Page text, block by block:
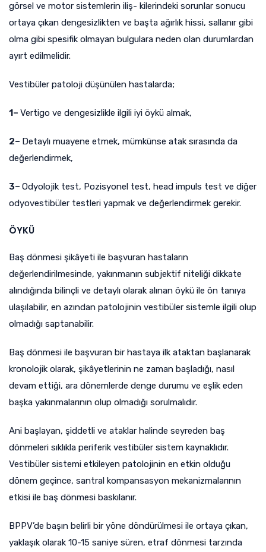
görsel ve motor sistemlerin iliş- kilerindeki sorunlar sonucu
ortaya çıkan dengesizlikten ve başta ağırlık hissi, sallanır gibi
olma gibi spesifik olmayan bulgulara neden olan durumlardan
ayırt edilmelidir.
Vestibüler patoloji düşünülen hastalarda;
1– Vertigo ve dengesizlikle ilgili iyi öykü almak,
2– Detaylı muayene etmek, mümkünse atak sırasında da
değerlendirmek,
3– Odyolojik test, Pozisyonel test, head impuls test ve diğer
odyovestibüler testleri yapmak ve değerlendirmek gerekir.
ÖYKÜ
Baş dönmesi şikâyeti ile başvuran hastaların
değerlendirilmesinde, yakınmanın subjektif niteliği dikkate
alındığında bilinçli ve detaylı olarak alınan öykü ile ön tanıya
ulaşılabilir, en azından patolojinin vestibüler sistemle ilgili olup
olmadığı saptanabilir.
Baş dönmesi ile başvuran bir hastaya ilk ataktan başlanarak
kronolojik olarak, şikâyetlerinin ne zaman başladığı, nasıl
devam ettiği, ara dönemlerde denge durumu ve eşlik eden
başka yakınmalarının olup olmadığı sorulmalıdır.
Ani başlayan, şiddetli ve ataklar halinde seyreden baş
dönmeleri sıklıkla periferik vestibüler sistem kaynaklıdır.
Vestibüler sistemi etkileyen patolojinin en etkin olduğu
dönem geçince, santral kompansasyon mekanizmalarının
etkisi ile baş dönmesi baskılanır.
BPPV’de başın belirli bir yöne döndürülmesi ile ortaya çıkan,
yaklaşık olarak 10-15 saniye süren, etraf dönmesi tarzında